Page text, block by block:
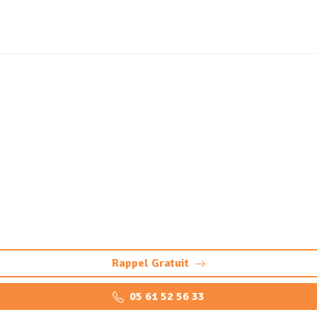
Rappel Gratuit
05 61 52 56 33